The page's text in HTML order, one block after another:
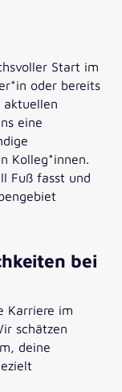
Start im
oder bereits
eine
Kolleg*innen.
Fuß fasst und
bei
Karriere im
schätzen
deine